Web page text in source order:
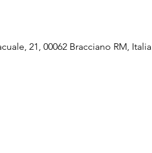
21, 00062 Bracciano RM, Italia